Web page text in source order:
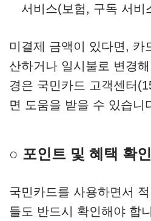
서비스(보험, 구독 서비
미결제 금액이 있다면, 카
산하거나 일시불로 변경
경은 국민카드 고객센터
면 도움을 받을 수 있습니
○ 포인트 및 혜택 확인
국민카드를 사용하면서
들도 반드시 확인해야 합